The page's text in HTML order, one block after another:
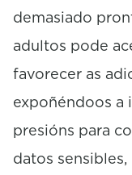
demasiado
adultos pode
favorecer as
expoñéndoos a
presións para
datos